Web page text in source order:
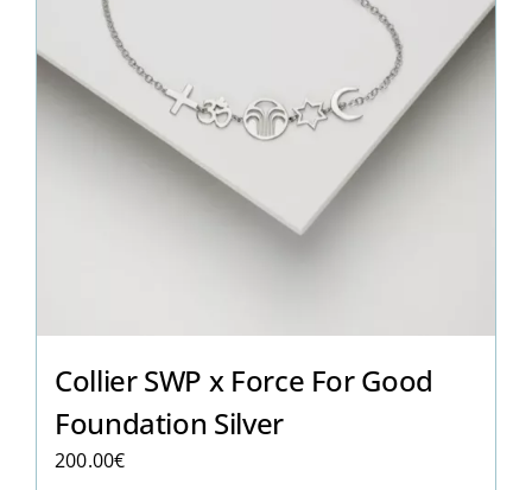
Collier SWP x Force For Good
Foundation Silver
200.00€